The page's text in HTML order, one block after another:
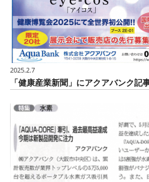
2025.2.7
「健康産業新聞」にアクアバンク記